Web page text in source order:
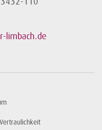
limbach.de